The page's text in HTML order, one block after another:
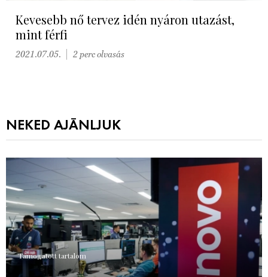
Kevesebb nő tervez idén nyáron utazást,
mint férfi
2021.07.05. 2 perc olvasás
NEKED AJÁNLJUK
Támogatott tartalom